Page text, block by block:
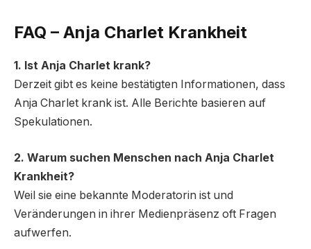
FAQ – Anja Charlet Krankheit
1. Ist Anja Charlet krank?
Derzeit gibt es keine bestätigten Informationen, dass
Anja Charlet krank ist. Alle Berichte basieren auf
Spekulationen.
2. Warum suchen Menschen nach Anja Charlet
Krankheit?
Weil sie eine bekannte Moderatorin ist und
Veränderungen in ihrer Medienpräsenz oft Fragen
aufwerfen.